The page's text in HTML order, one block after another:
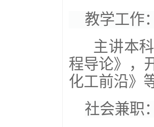
教学工作
主讲本
程导论》，
化工前沿》
社会兼职